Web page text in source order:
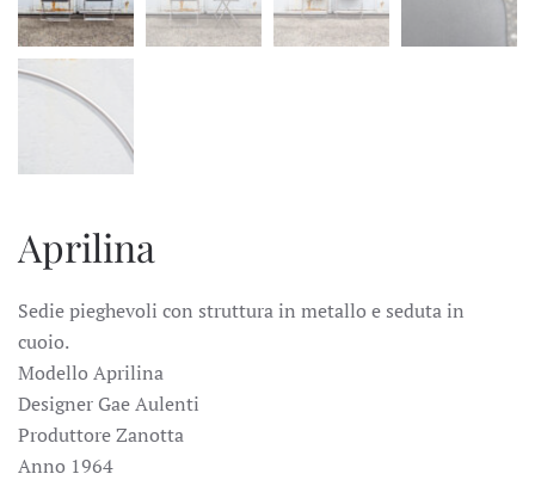
Aprilina
Sedie pieghevoli con struttura in metallo e seduta in
cuoio.
Modello Aprilina
Designer Gae Aulenti
Produttore Zanotta
Anno 1964